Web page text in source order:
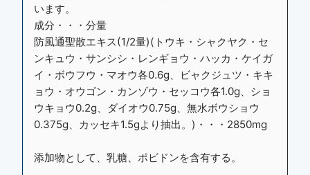
います。
成分・・・分量
防風通聖散エキス(1/2量)(トウキ・シャクヤク・セ
ンキュウ・サンシシ・レンギョウ・ハッカ・ケイガ
イ・ボウフウ・マオウ各0.6g、ビャクジュツ・キキ
ョウ・オウゴン・カンゾウ・セッコウ各1.0g、ショ
ウキョウ0.2g、ダイオウ0.75g、無水ボウショウ
0.375g、カッセキ1.5gより抽出。)・・・2850mg
添加物として、乳糖、ポビドンを含有する。